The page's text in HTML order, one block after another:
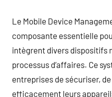
Le Mobile Device
composante essentielle
intègrent divers dispositifs
processus d’affaires. Ce
entreprises de sécuriser,
efficacement leurs